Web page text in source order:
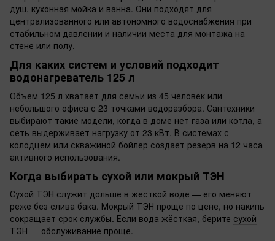
душ, кухонная мойка и ванна. Они подходят для
централизованного или автономного водоснабжения при
стабильном давлении и наличии места для монтажа на
стене или полу.
Для каких систем и условий подходит
водонагреватель 125 л
Объем 125 л хватает для семьи из 45 человек или
небольшого офиса с 23 точками водоразбора. Сантехники
выбирают такие модели, когда в доме нет газа или котла, а
сеть выдерживает нагрузку от 23 кВт. В системах с
колодцем или скважиной бойлер создает резерв на 12 часа
активного использования.
Когда выбирать сухой или мокрый ТЭН
Сухой ТЭН служит дольше в жесткой воде — его меняют
реже без слива бака. Мокрый ТЭН проще по цене, но накипь
сокращает срок службы. Если вода жёсткая, берите сухой
ТЭН — обслуживание проще.